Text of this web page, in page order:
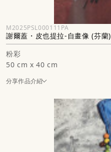
M2025PSL000111PA
謝爾蓋・皮也提拉-自畫像 (芬蘭)
粉彩
50 cm x 40 cm
分享作品介紹